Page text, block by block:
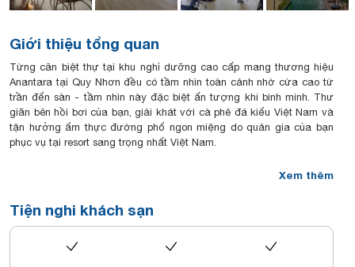
Giới thiệu tổng quan
Từng căn biệt thự tại khu nghỉ dưỡng cao cấp mang thương hiệu
Anantara tại Quy Nhơn đều có tầm nhìn toàn cảnh nhờ cửa cao từ
trần đến sàn - tầm nhìn này đặc biệt ấn tượng khi bình minh. Thư
giãn bên hồi bơi của bạn, giải khát với cà phê đá kiểu Việt Nam và
tận hưởng ẩm thực đường phố ngon miệng do quản gia của bạn
phục vụ tại resort sang trọng nhất Việt Nam.
Xem thêm
Tiện nghi khách sạn